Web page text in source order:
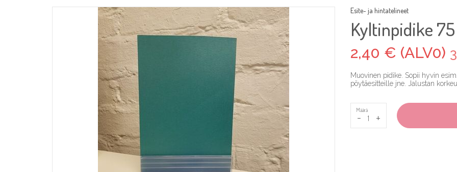
Esite- ja hintatelineet
Kyltinpidike
2,40 € (ALV0)
Muovinen pidike. Sopii hyvin
pöytäesitteille jne. Jalustan
Määrä
- +